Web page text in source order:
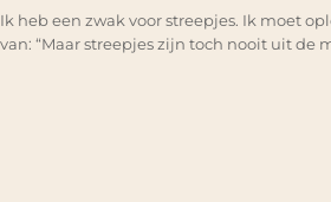
Ik heb een zwak voor streepjes. Ik moet
van: “Maar streepjes zijn toch nooit uit de